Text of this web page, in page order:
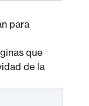
para
que
de la